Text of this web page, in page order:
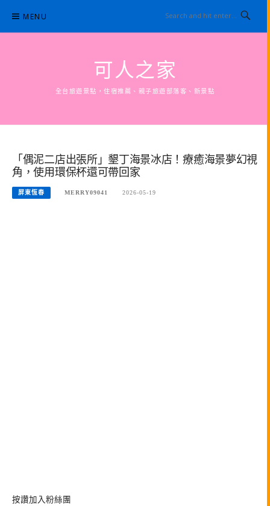
content
MENU
可人之家
全台旅遊景點，住宿推薦、親子旅遊部落客、新景點
「偶泥二店出張所」墾丁海景冰店！療癒海景夢幻視
角，使用環保杯還可帶回家
屏東恆春 MERRY09041 2026-05-19
按讚加入粉絲團